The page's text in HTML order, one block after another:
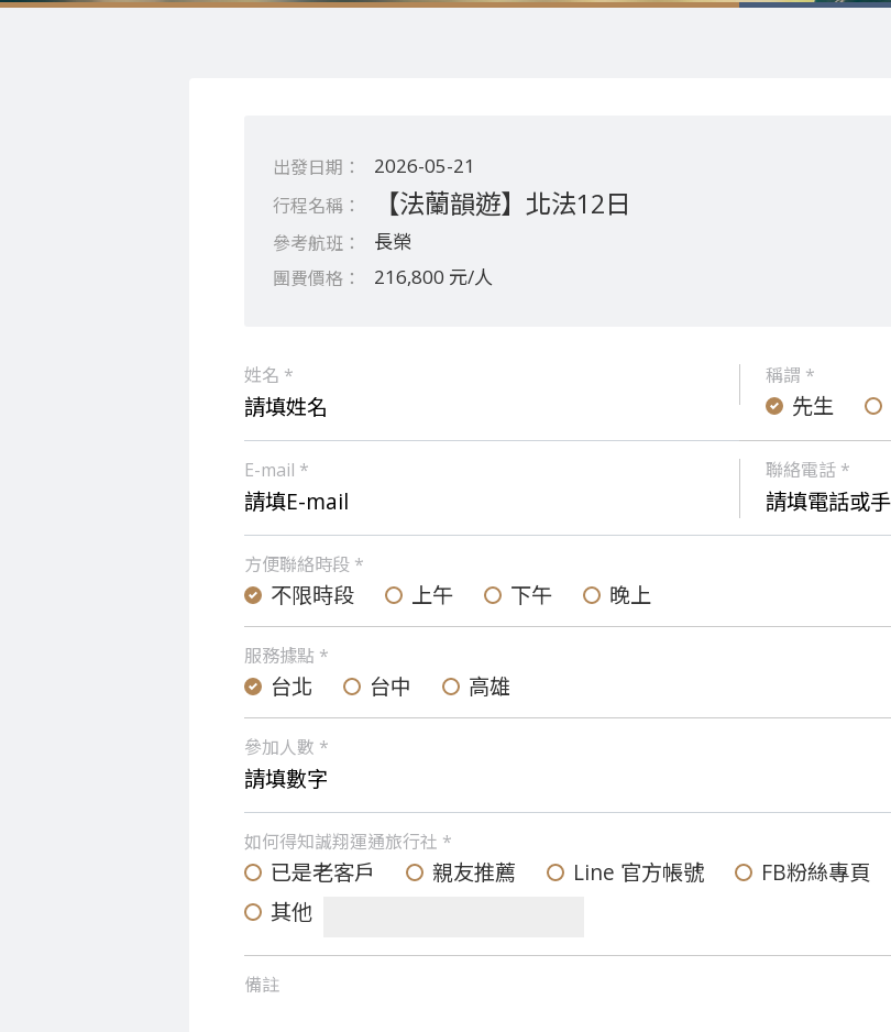
2026-05-21
【法蘭韻遊】北法12日
長榮
216,800 元/人
姓名 * 稱謂 *
先生
E-mail * 聯絡電話 *
方便聯絡時段 *
不限時段 上午 下午 晚上
服務據點 *
台北 台中 高雄
參加人數 *
如何得知誠翔運通旅行社 *
已是老客戶 親友推薦 Line 官方帳號 FB粉絲專頁
其他
備註